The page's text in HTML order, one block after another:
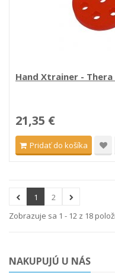
Hand Xtrainer -
21,35 €
Pridať do košíka
1
2
Zobrazuje sa 1 - 12 z 18
NAKUPUJÚ U NÁS